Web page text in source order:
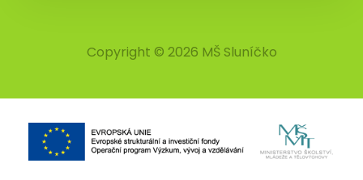
Copyright © 2026 MŠ Sluníčko